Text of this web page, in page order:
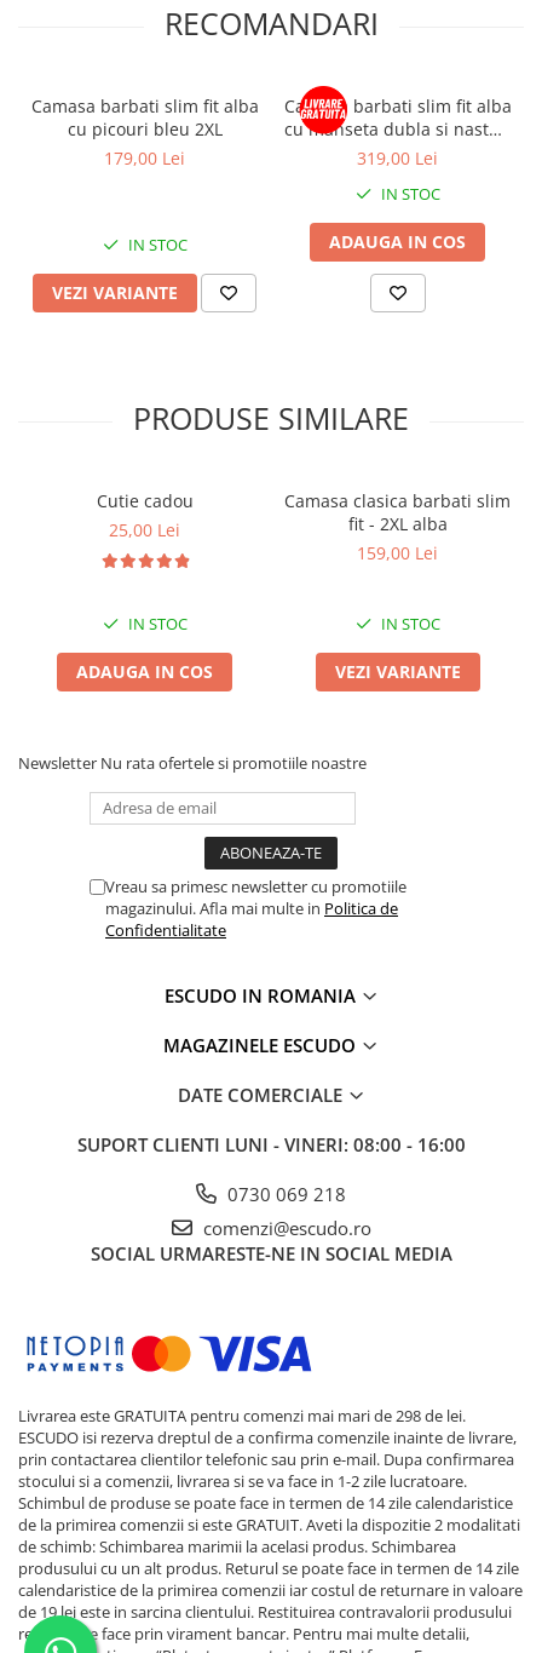
RECOMANDARI
Camasa barbati slim fit alba
cu picouri bleu 2XL
179,00 Lei
IN STOC
VEZI VARIANTE
Camasa barbati slim fit alba
cu manseta dubla si nasturi
ascunsi EASY CARE - 2XL
319,00 Lei
IN STOC
ADAUGA IN COS
PRODUSE SIMILARE
Cutie cadou
25,00 Lei
IN STOC
ADAUGA IN COS
Camasa clasica barbati slim
fit - 2XL alba
159,00 Lei
IN STOC
VEZI VARIANTE
Newsletter Nu rata ofertele si promotiile noastre
Vreau sa primesc newsletter cu promotiile
magazinului. Afla mai multe in Politica de
Confidentialitate
ESCUDO IN ROMANIA
MAGAZINELE ESCUDO
DATE COMERCIALE
SUPORT CLIENTI LUNI - VINERI: 08:00 - 16:00
0730 069 218
comenzi@escudo.ro
SOCIAL URMARESTE-NE IN SOCIAL MEDIA
Livrarea este GRATUITA pentru comenzi mai mari de 298 de lei.
ESCUDO isi rezerva dreptul de a confirma comenzile inainte de livrare,
prin contactarea clientilor telefonic sau prin e-mail. Dupa confirmarea
stocului si a comenzii, livrarea si se va face in 1-2 zile lucratoare.
Schimbul de produse se poate face in termen de 14 zile calendaristice
de la primirea comenzii si este GRATUIT. Aveti la dispozitie 2 modalitati
de schimb: Schimbarea marimii la acelasi produs. Schimbarea
produsului cu un alt produs. Returul se poate face in termen de 14 zile
calendaristice de la primirea comenzii iar costul de returnare in valoare
de 19 lei este in sarcina clientului. Restituirea contravalorii produsului
returnat se face prin virament bancar. Pentru mai multe detalii,